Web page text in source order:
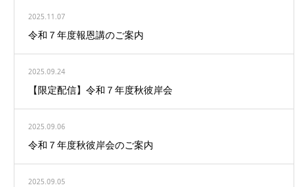
2025.11.07
令和７年度報恩講のご案内
2025.09.24
【限定配信】令和７年度秋彼岸会
2025.09.06
令和７年度秋彼岸会のご案内
2025.09.05